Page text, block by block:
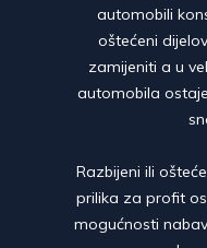
automobili
oštećeni
zamijeniti a u
automobila
Razbijeni ili
prilika za profit
mogućnosti